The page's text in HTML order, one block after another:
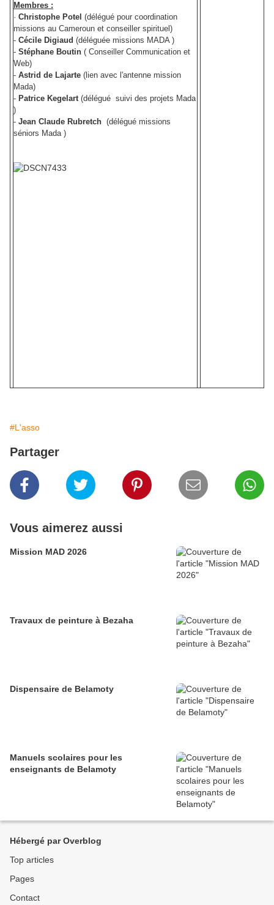
Membres :
· Christophe Potel (délégué pour coordination
missions au Cameroun et conseiller spirituel)
- Cécile Digiaud (déléguée missions MADA )
- Stéphane Boutin ( Conseiller Communication et
Web)
- Astrid de Lajarte (lien avec l'antenne mission
Mada)
- Patrice Kegelart(délégué suivi des projets Mada
)
- Jean Claude Rubretch (délégué missions
séniors Mada )
#L'asso
Partager
Vous aimerez aussi
Mission MAD 2026
Travaux de peinture à Bezaha
Dispensaire de Belamoty
Manuels scolaires pour les
enseignants de Belamoty
Hébergé par Overblog
Top articles
Pages
Contact